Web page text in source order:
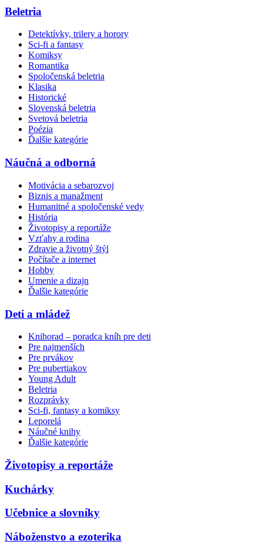
Beletria
Detektívky, trilery a horory
Sci-fi a fantasy
Komiksy
Romantika
Spoločenská beletria
Klasika
Historické
Slovenská beletria
Svetová beletria
Poézia
Ďalšie kategórie
Náučná a odborná
Motivácia a sebarozvoj
Biznis a manažment
Humanitné a spoločenské vedy
História
Životopisy a reportáže
Vzťahy a rodina
Zdravie a životný štýl
Počítače a internet
Hobby
Umenie a dizajn
Ďalšie kategórie
Deti a mládež
Knihorad – poradca kníh pre deti
Pre najmenších
Pre prvákov
Pre pubertiakov
Young Adult
Beletria
Rozprávky
Sci-fi, fantasy a komiksy
Leporelá
Náučné knihy
Ďalšie kategórie
Životopisy a reportáže
Kuchárky
Učebnice a slovníky
Náboženstvo a ezoterika